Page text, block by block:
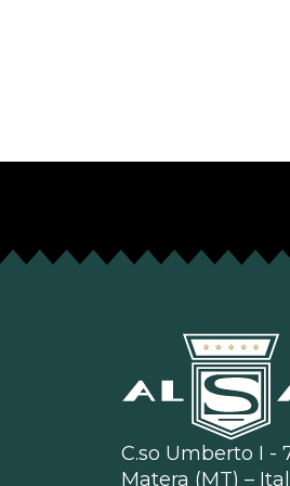
C.so Umberto I -
Matera (MT) –